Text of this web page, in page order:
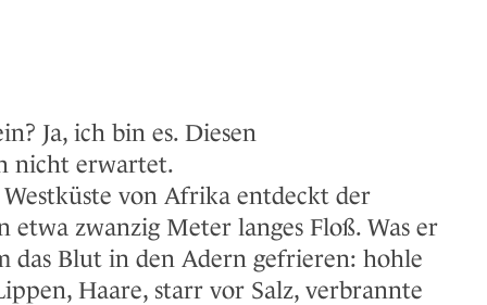
Ja, ich bin es. Diesen
nicht erwartet.
Westküste von Afrika entdeckt der
etwa zwanzig Meter langes Floß. Was er
das Blut in den Adern gefrieren: hohle
Haare, starr vor Salz, verbrannte